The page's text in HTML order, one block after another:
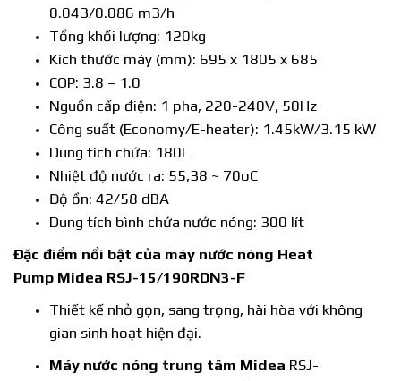
0.043/0.086 m3/h
Tổng khối lượng: 120kg
Kích thước máy (mm): 695 x 1805 x 685
COP: 3.8 – 1.0
Nguồn cấp điện: 1 pha, 220-240V, 50Hz
Công suất (Economy/E-heater): 1.45kW/3.15 kW
Dung tích chứa: 180L
Nhiệt độ nước ra: 55,38 ~ 70oC
Độ ồn: 42/58 dBA
Dung tích bình chứa nước nóng: 300 lít
Đặc điểm nổi bật của máy nước nóng Heat
Pump Midea RSJ-15/190RDN3-F
Thiết kế nhỏ gọn, sang trọng, hài hòa với không
gian sinh hoạt hiện đại.
Máy nước nóng trung tâm Midea RSJ-